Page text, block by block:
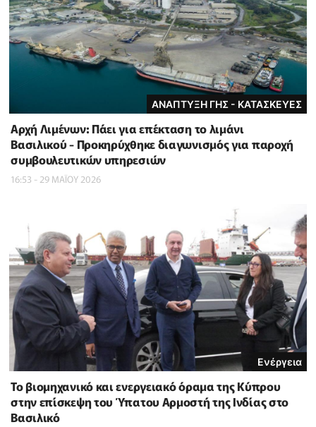
ΑΝΑΠΤΥΞΗ ΓΗΣ - ΚΑΤΑΣΚΕΥΕΣ
Αρχή Λιμένων: Πάει για επέκταση το λιμάνι
Βασιλικού - Προκηρύχθηκε διαγωνισμός για παροχή
συμβουλευτικών υπηρεσιών
16:53 - 29 ΜΑΪ́ΟΥ 2026
Ενέργεια
Το βιομηχανικό και ενεργειακό όραμα της Κύπρου
στην επίσκεψη του Ύπατου Αρμοστή της Ινδίας στο
Βασιλικό